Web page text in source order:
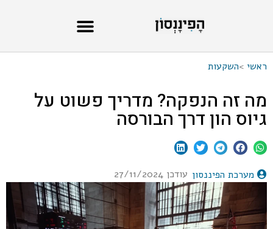
ראשי >השקעות
מה זה הנפקה? מדריך פשוט על
גיוס הון דרך הבורסה
מערכת הפיננסון עודכן 27/11/2024